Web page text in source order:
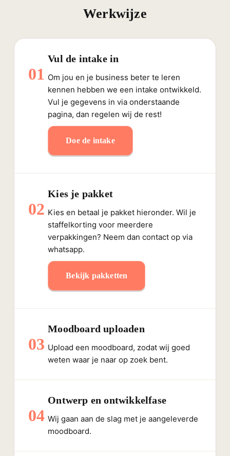
Werkwijze
01
Vul de intake in
Om jou en je business beter te leren
kennen hebben we een intake ontwikkeld.
Vul je gegevens in via onderstaande
pagina, dan regelen wij de rest!
Doe de intake
02
Kies je pakket
Kies en betaal je pakket hieronder. Wil je
staffelkorting voor meerdere
verpakkingen? Neem dan contact op via
whatsapp.
Bekijk pakketten
03
Moodboard uploaden
Upload een moodboard, zodat wij goed
weten waar je naar op zoek bent.
04
Ontwerp en ontwikkelfase
Wij gaan aan de slag met je aangeleverde
moodboard.